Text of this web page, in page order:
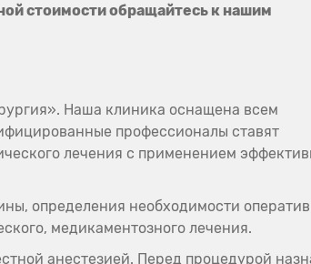
стоимости обращайтесь к нашим
Наша клиника оснащена всем
профессионалы ставят
лечения с применением
определения необходимости
медикаментозного лечения.
анестезией. Перед процедурой